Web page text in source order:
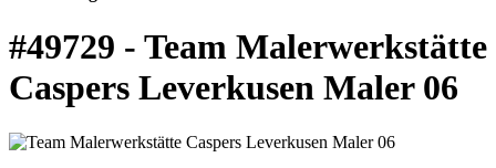
#49729 - Team Malerwerkstätte
Caspers Leverkusen Maler 06